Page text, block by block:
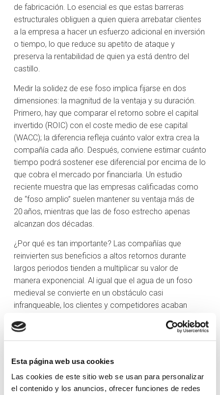
Esta página web usa cookies
Las cookies de este sitio web se usan para personalizar
el contenido y los anuncios, ofrecer funciones de redes
de fabricación. Lo esencial es que estas barreras
estructurales obliguen a quien quiera arrebatar clientes
a la empresa a hacer un esfuerzo adicional en inversión
o tiempo, lo que reduce su apetito de ataque y
preserva la rentabilidad de quien ya está dentro del
castillo.
Medir la solidez de ese foso implica fijarse en dos
dimensiones: la magnitud de la ventaja y su duración.
Primero, hay que comparar el retorno sobre el capital
invertido (ROIC) con el coste medio de ese capital
(WACC); la diferencia refleja cuánto valor extra crea la
compañía cada año. Después, conviene estimar cuánto
tiempo podrá sostener ese diferencial por encima de lo
que cobra el mercado por financiarla. Un estudio
reciente muestra que las empresas calificadas como
de “foso amplio” suelen mantener su ventaja más de
20 años, mientras que las de foso estrecho apenas
alcanzan dos décadas.
¿Por qué es tan importante? Las compañías que
reinvierten sus beneficios a altos retornos durante
largos periodos tienden a multiplicar su valor de
manera exponencial. Al igual que el agua de un foso
medieval se convierte en un obstáculo casi
infranqueable, los clientes y competidores acaban
costará más de lo que ganan con la operación. Esa
resistencia al cambio favorece la previsibilidad de los
refuerza la posición de mercado de la empresa en el
largo plazo.